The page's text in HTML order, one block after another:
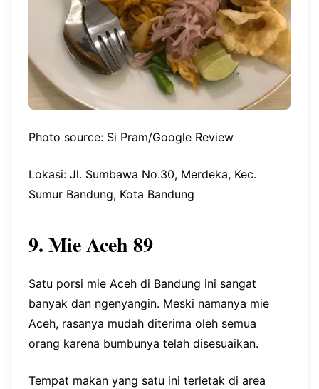
Photo source: Si Pram/Google Review
Lokasi: Jl. Sumbawa No.30, Merdeka, Kec.
Sumur Bandung, Kota Bandung
9. Mie Aceh 89
Satu porsi mie Aceh di Bandung ini sangat
banyak dan ngenyangin. Meski namanya mie
Aceh, rasanya mudah diterima oleh semua
orang karena bumbunya telah disesuaikan.
Tempat makan yang satu ini terletak di area